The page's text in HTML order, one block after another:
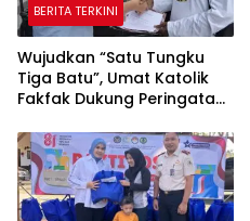
BERITA TERKINI
Wujudkan “Satu Tungku
Tiga Batu”, Umat Katolik
Fakfak Dukung Peringatan
Papua